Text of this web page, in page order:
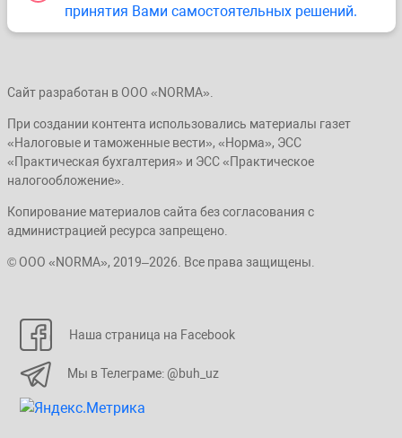
принятия Вами самостоятельных решений.
Сайт разработан в ООО «NORMA».
При создании контента использовались материалы газет
«Налоговые и таможенные вести», «Норма», ЭСС
«Практическая бухгалтерия» и ЭСС «Практическое
налогообложение».
Копирование материалов сайта без согласования с
администрацией ресурса запрещено.
© ООО «NORMA», 2019–2026. Все права защищены.
Наша страница на Facebook
Мы в Телеграме: @buh_uz